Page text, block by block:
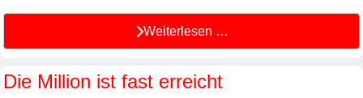
Weiterlesen …
Die Million ist fast erreicht